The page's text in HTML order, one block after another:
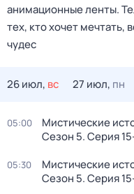
анимационные ленты.
тех, кто хочет мечтать,
чудес
26 июл, вс 27 июл, пн
05:00 Мистические
Сезон 5. Серия
05:30 Мистические
Сезон 5. Серия